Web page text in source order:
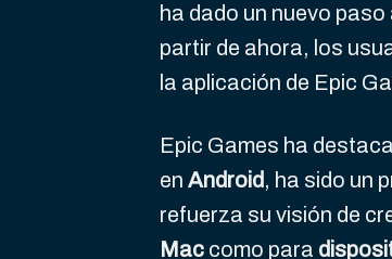
ha dado un nuevo
partir de ahora, los
la aplicación de Epic
Epic Games ha
en Android, ha sido un
refuerza su visión de
Mac como para